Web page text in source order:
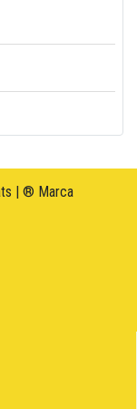
| ® Marca